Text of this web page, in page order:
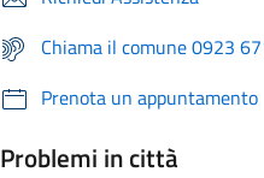
Chiama il comune 0923
Prenota un appuntamento
Problemi in città